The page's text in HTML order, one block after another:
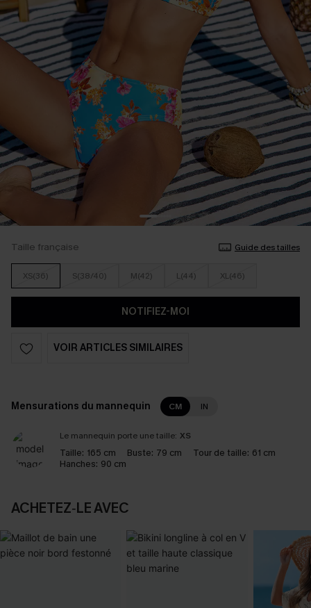
Taille française Guide des tailles
XS(36) S(38/40) M(42) L(44) XL(46)
NOTIFIEZ-MOI
VOIR ARTICLES SIMILAIRES
Mensurations du mannequin CM IN
Le mannequin porte une taille: XS
Taille: 165 cm Buste: 79 cm Tour de taille: 61 cm
Hanches: 90 cm
ACHETEZ‑LE AVEC